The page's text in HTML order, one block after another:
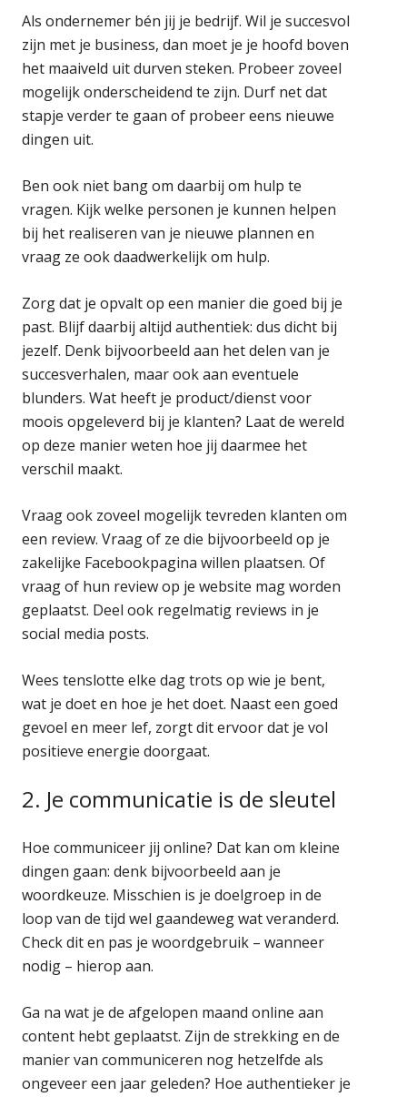
Als ondernemer bén jij je bedrijf. Wil je succesvol
zijn met je business, dan moet je je hoofd boven
het maaiveld uit durven steken. Probeer zoveel
mogelijk onderscheidend te zijn. Durf net dat
stapje verder te gaan of probeer eens nieuwe
dingen uit.
Ben ook niet bang om daarbij om hulp te
vragen. Kijk welke personen je kunnen helpen
bij het realiseren van je nieuwe plannen en
vraag ze ook daadwerkelijk om hulp.
Zorg dat je opvalt op een manier die goed bij je
past. Blijf daarbij altijd authentiek: dus dicht bij
jezelf. Denk bijvoorbeeld aan het delen van je
succesverhalen, maar ook aan eventuele
blunders. Wat heeft je product/dienst voor
moois opgeleverd bij je klanten? Laat de wereld
op deze manier weten hoe jij daarmee het
verschil maakt.
Vraag ook zoveel mogelijk tevreden klanten om
een review. Vraag of ze die bijvoorbeeld op je
zakelijke Facebookpagina willen plaatsen. Of
vraag of hun review op je website mag worden
geplaatst. Deel ook regelmatig reviews in je
social media posts.
Wees tenslotte elke dag trots op wie je bent,
wat je doet en hoe je het doet. Naast een goed
gevoel en meer lef, zorgt dit ervoor dat je vol
positieve energie doorgaat.
2. Je communicatie is de sleutel
Hoe communiceer jij online? Dat kan om kleine
dingen gaan: denk bijvoorbeeld aan je
woordkeuze. Misschien is je doelgroep in de
loop van de tijd wel gaandeweg wat veranderd.
Check dit en pas je woordgebruik – wanneer
nodig – hierop aan.
Ga na wat je de afgelopen maand online aan
content hebt geplaatst. Zijn de strekking en de
manier van communiceren nog hetzelfde als
ongeveer een jaar geleden? Hoe authentieker je